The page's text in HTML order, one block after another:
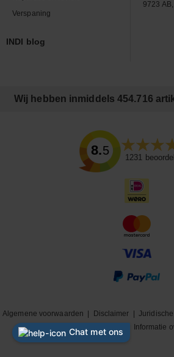
Verspaning
INDI blog
9723
Wij hebben inmiddels 454.716
8.5
1231
Algemene voorwaarden Disclaimer |
|
Cookiebeleid Informatie